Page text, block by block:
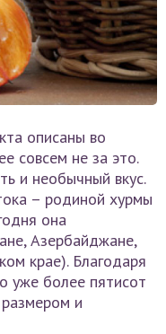
описаны во
совсем не за это.
и необычный вкус.
– родиной хурмы
она
Азербайджане,
крае). Благодаря
уже более пятисот
и